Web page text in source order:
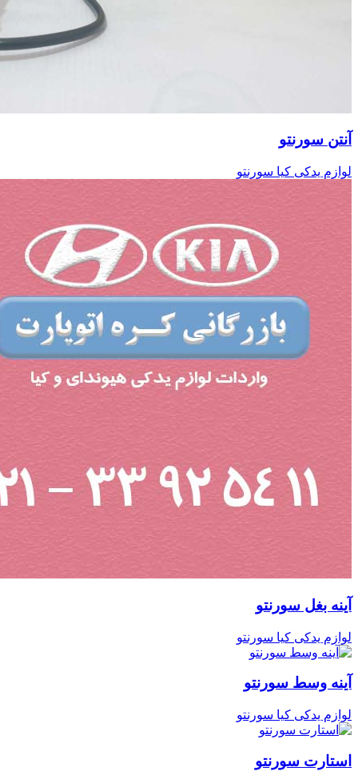
آنتن سورنتو
لوازم یدکی کیا سورنتو
آینه بغل سورنتو
لوازم یدکی کیا سورنتو
آینه وسط سورنتو
لوازم یدکی کیا سورنتو
استارت سورنتو